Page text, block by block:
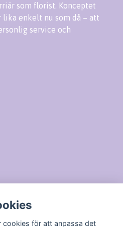
som florist. Konceptet
lika enkelt nu som då – att
service och
cookies för att anpassa det